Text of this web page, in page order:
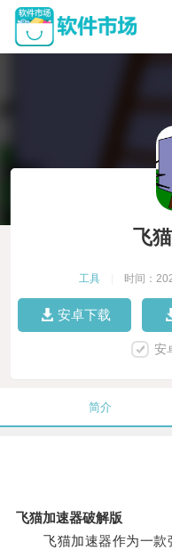
飞
工具 时间：
安卓下载
安
简介
飞猫加速器破解版
飞猫加速器作为一款